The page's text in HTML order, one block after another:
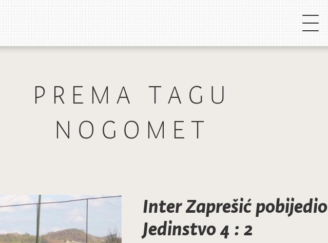
PREMA TAGU
NOGOMET
Inter Zaprešić pobijedio
Jedinstvo 4 : 2